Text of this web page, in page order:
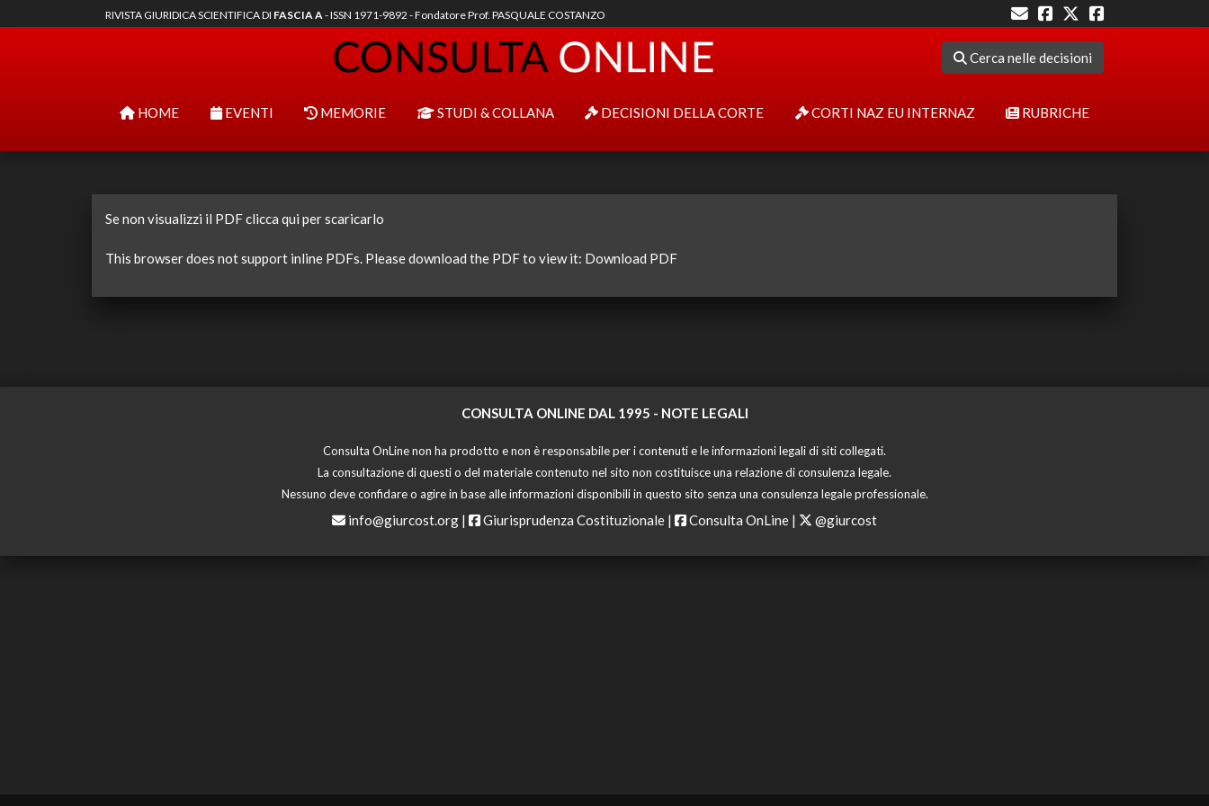
RIVISTA GIURIDICA SCIENTIFICA DI FASCIA A- ISSN 1971-9892 - Fondatore Prof. PASQUALE COSTANZO
Cerca nelle decisioni
HOME EVENTI MEMORIE STUDI & COLLANA DECISIONI DELLA CORTE CORTI NAZ EU INTERNAZ RUBRICHE
Se non visualizzi il PDF clicca qui per scaricarlo
This browser does not support inline PDFs. Please download the PDF to view it: Download PDF
CONSULTA ONLINE DAL 1995 - NOTE LEGALI
Consulta OnLine non ha prodotto e non è responsabile per i contenuti e le informazioni legali di siti collegati.
La consultazione di questi o del materiale contenuto nel sito non costituisce una relazione di consulenza legale.
Nessuno deve confidare o agire in base alle informazioni disponibili in questo sito senza una consulenza legale professionale.
info@giurcost.org | Giurisprudenza Costituzionale | Consulta OnLine | @giurcost